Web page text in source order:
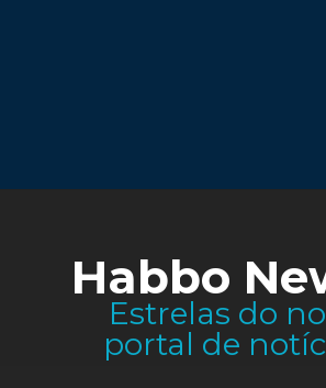
Habbo
Estrelas do
portal de